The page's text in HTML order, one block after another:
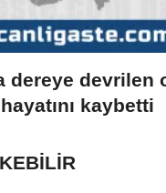
dereye devrilen
kaybetti